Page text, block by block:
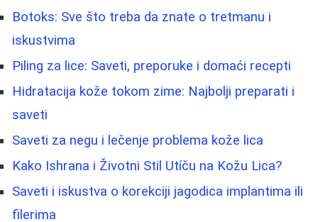
Botoks: Sve što treba da znate o tretmanu i
iskustvima
Piling za lice: Saveti, preporuke i domaći recepti
Hidratacija kože tokom zime: Najbolji preparati i
saveti
Saveti za negu i lečenje problema kože lica
Kako Ishrana i Životni Stil Utíču na Kožu Lica?
Saveti i iskustva o korekciji jagodica implantima ili
filerima